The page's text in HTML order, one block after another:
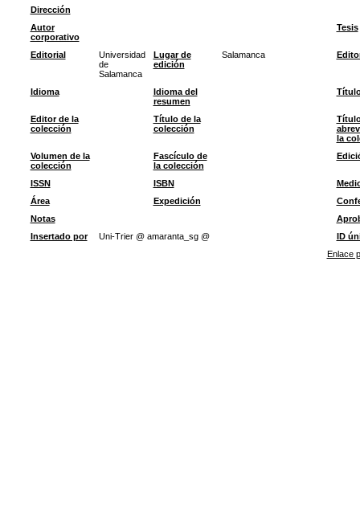
Dirección
Autor
corporativo
Tesis
Editorial
Universidad
de
Salamanca
Lugar de
edición
Salamanca
Idioma
Idioma del
resumen
Editor de la
colección
Título de la
colección
la
Volumen de la
colección
Fascículo de
la colección
ISSN ISBN
Área
Expedición
Notas
Insertado por
Uni-Trier @ amaranta_sg @
ID
Enlace